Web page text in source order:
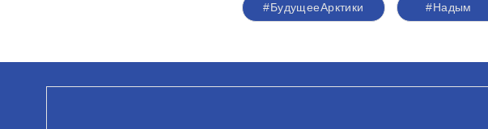
#БудущееАрктики #Надым